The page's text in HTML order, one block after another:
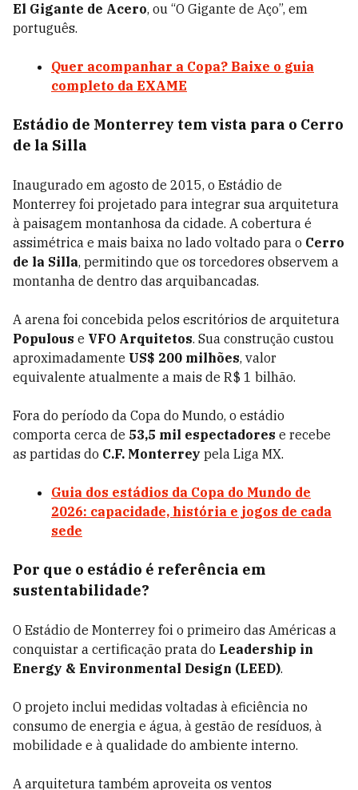
El Gigante de Acero, ou “O Gigante de Aço”, em
português.
Quer acompanhar a Copa? Baixe o guia
completo da EXAME
Estádio de Monterrey tem vista para o Cerro
de la Silla
Inaugurado em agosto de 2015, o Estádio de
Monterrey foi projetado para integrar sua arquitetura
à paisagem montanhosa da cidade. A cobertura é
assimétrica e mais baixa no lado voltado para o Cerro
de la Silla, permitindo que os torcedores observem a
montanha de dentro das arquibancadas.
A arena foi concebida pelos escritórios de arquitetura
Populous e VFO Arquitetos. Sua construção custou
aproximadamente US$ 200 milhões, valor
equivalente atualmente a mais de R$ 1 bilhão.
Fora do período da Copa do Mundo, o estádio
comporta cerca de 53,5 mil espectadores e recebe
as partidas do C.F. Monterrey pela Liga MX.
Guia dos estádios da Copa do Mundo de
2026: capacidade, história e jogos de cada
sede
Por que o estádio é referência em
sustentabilidade?
O Estádio de Monterrey foi o primeiro das Américas a
conquistar a certificação prata do Leadership in
Energy & Environmental Design (LEED).
O projeto inclui medidas voltadas à eficiência no
consumo de energia e água, à gestão de resíduos, à
mobilidade e à qualidade do ambiente interno.
A arquitetura também aproveita os ventos